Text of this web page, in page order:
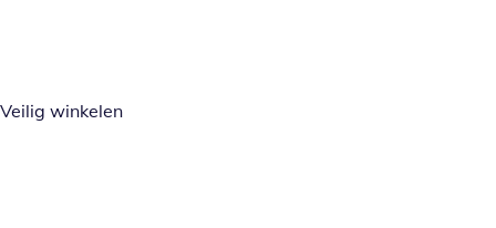
Veilig winkelen